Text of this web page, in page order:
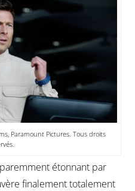
Paramount Pictures. Tous droits
étonnant par
finalement totalement